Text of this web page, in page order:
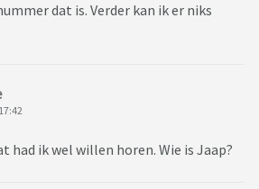
dat is. Verder kan ik er niks
had ik wel willen horen. Wie is Jaap?